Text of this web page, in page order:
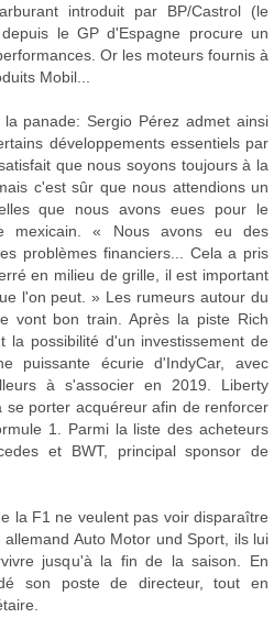
introduit par BP/Castrol (le
le GP d'Espagne procure un
Or les moteurs fournis à
Mobil...
panade: Sergio Pérez admet ainsi
développements essentiels par
que nous soyons toujours à la
c'est sûr que nous attendions un
que nous avons eues pour le
mexicain. « Nous avons eu des
problèmes financiers... Cela a pris
en milieu de grille, il est important
l'on peut. » Les rumeurs autour du
vont bon train. Après la piste Rich
la possibilité d'un investissement de
puissante écurie d'IndyCar, avec
à s'associer en 2019. Liberty
se porter acquéreur afin de renforcer
1. Parmi la liste des acheteurs
et BWT, principal sponsor de
la F1 ne veulent pas voir disparaître
Auto Motor und Sport, ils lui
jusqu'à la fin de la saison. En
son poste de directeur, tout en